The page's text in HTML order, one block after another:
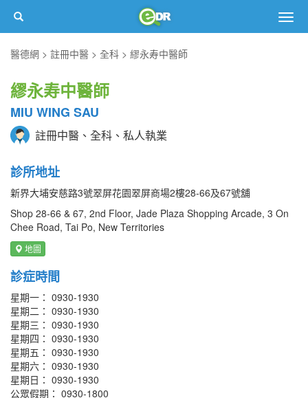
醫德網
註冊中醫 全科 繆永寿中醫師
繆永寿中醫師
MIU WING SAU
註冊中醫、全科、私人執業
診所地址
新界大埔安慈路3號翠屏花園翠屏商場2樓28-66及67號舖
Shop 28-66 & 67, 2nd Floor, Jade Plaza Shopping Arcade, 3 On
Chee Road, Tai Po, New Territories
地圖
診症時間
星期一： 0930-1930
星期二： 0930-1930
星期三： 0930-1930
星期四： 0930-1930
星期五： 0930-1930
星期六： 0930-1930
星期日： 0930-1930
公眾假期： 0930-1800